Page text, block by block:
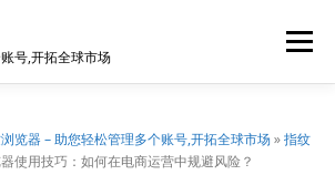
号,开拓全球市场
Menu
览器 – 助您轻松管理多个账号,开拓全球市场»指纹
使用技巧：如何在电商运营中规避风险？